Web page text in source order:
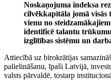
Noskaņojuma indeksa
cilvēkkapitāla jomā visās
vienu no
identificē talantu
izglītības sistēmu un
Attiecībā uz birokrātijas
palielināšanu, īpaši Latvijā,
valsts pārvaldē, tostarp